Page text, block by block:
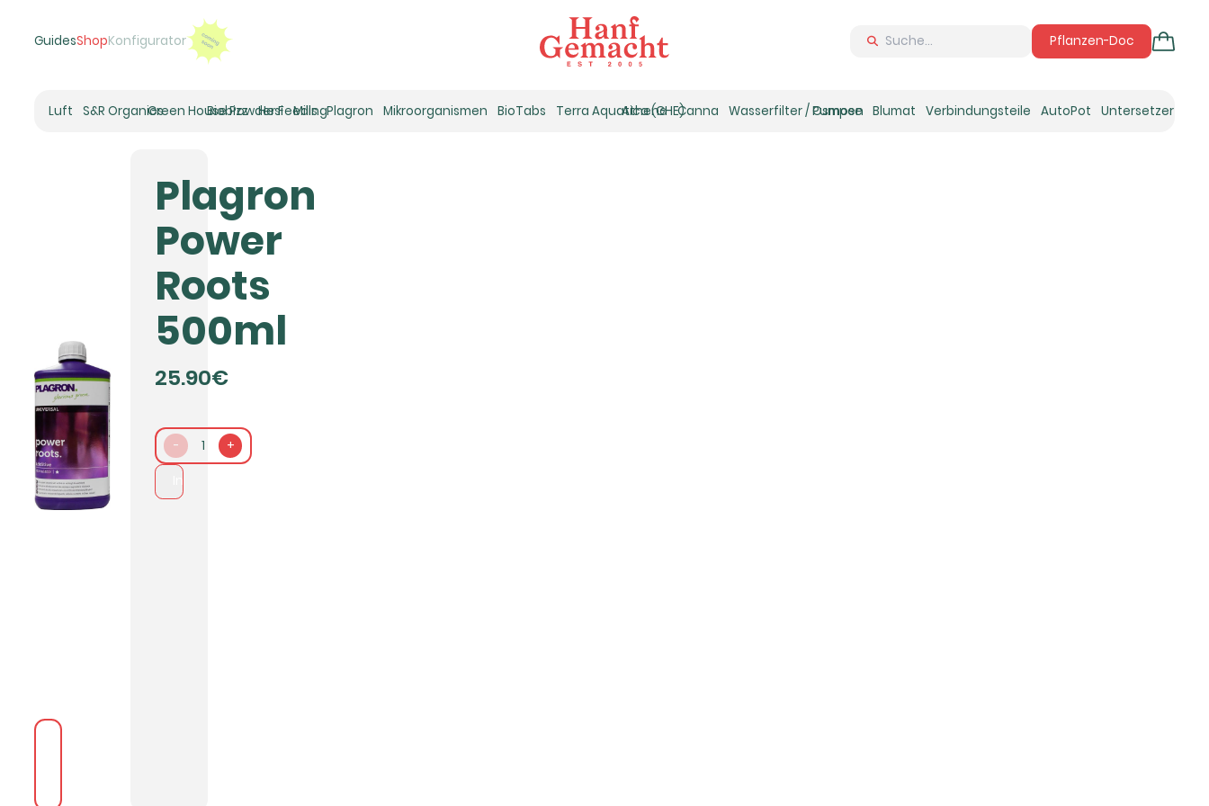
GuidesShopKonfigurator Pflanzen-Doc
Luft
Umluft-Ventilatoren
Rohrventilatoren
Luftentfeuchter
S&R OrganicsGreen House Powder Feeding
Biobizz Hesi Mills Plagron Mikroorganismen BioTabs Terra Aquatica (GHE)
Athena Canna Wasserfilter / Osmose
Pumpen Blumat Verbindungsteile AutoPot Untersetzer
Plagron
Power
Roots
500ml
25.90€
- 1 +